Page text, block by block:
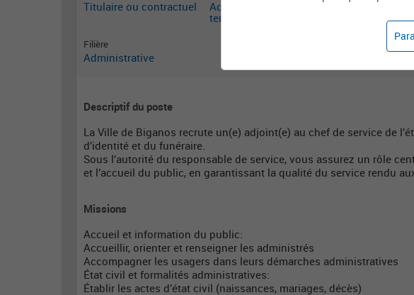
Titulaire ou contractuel
Adjoint administratif
territorial
Affaires
Filière
Administrative
Descriptif du poste
La Ville de Biganos recrute un(e) adjoint(e) au chef de service de
d’identité et du funéraire.
Sous l’autorité du responsable de service, vous assurez un rôle
et l’accueil du public, en garantissant la qualité du service rendu
Missions
Accueil et information du public:
Accueillir, orienter et renseigner les administrés
Accompagner les usagers dans leurs démarches administratives
État civil et formalités administratives:
Établir les actes d’état civil (naissances, mariages, décès)